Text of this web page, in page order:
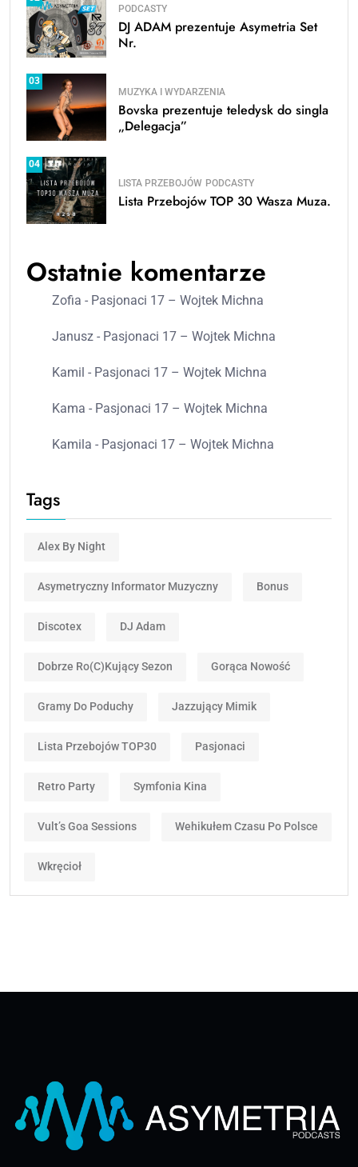
PODCASTY
DJ ADAM prezentuje Asymetria Set
Nr.
03
MUZYKA I WYDARZENIA
Bovska prezentuje teledysk do singla
„Delegacja”
04
LISTA PRZEBOJÓW PODCASTY
Lista Przebojów TOP 30 Wasza Muza.
Ostatnie komentarze
Zofia - Pasjonaci 17 – Wojtek Michna
Janusz - Pasjonaci 17 – Wojtek Michna
Kamil - Pasjonaci 17 – Wojtek Michna
Kama - Pasjonaci 17 – Wojtek Michna
Kamila - Pasjonaci 17 – Wojtek Michna
Tags
Alex By Night
Asymetryczny Informator Muzyczny Bonus
Discotex DJ Adam
Dobrze Ro(c)kujący Sezon Gorąca Nowość
Gramy Do Poduchy Jazzujący Mimik
Lista Przebojów TOP30 Pasjonaci
Retro Party Symfonia Kina
Vult’s Goa Sessions Wehikułem Czasu Po Polsce
Wkręcioł